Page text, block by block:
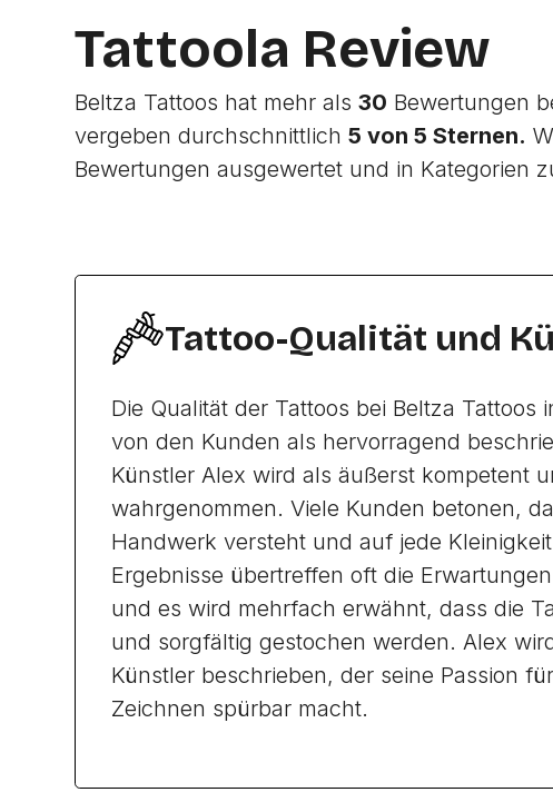
Tattoola Review
Beltza Tattoos hat mehr als30 Bewertungen
vergeben durchschnittlich5 von 5 Sternen.
Bewertungen ausgewertet und in Kategorien
Tattoo-Qualität und
Die Qualität der Tattoos bei Beltza Tattoos
von den Kunden als hervorragend
Künstler Alex wird als äußerst kompetent
wahrgenommen. Viele Kunden betonen,
Handwerk versteht und auf jede
Ergebnisse übertreffen oft die
und es wird mehrfach erwähnt, dass die
und sorgfältig gestochen werden. Alex
Künstler beschrieben, der seine Passion
Zeichnen spürbar macht.